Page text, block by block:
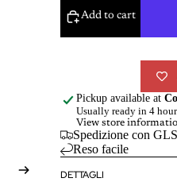
Add to cart
Pickup available at
Usually ready in 4
View store
Spedizione con GLS
Reso facile
DETTAGLI